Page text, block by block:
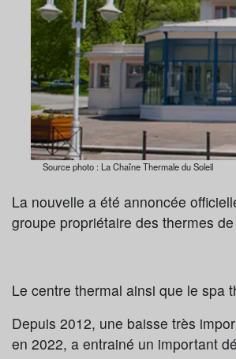
Source photo : La Chaîne Thermale du Soleil
La nouvelle a été annoncée
groupe propriétaire des thermes
Le centre thermal ainsi que le spa
Depuis 2012, une baisse très
en 2022, a entrainé un important